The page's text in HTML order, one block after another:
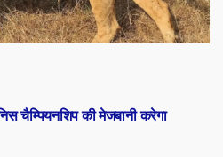
चैम्पियनशिप की मेजबानी करेगा